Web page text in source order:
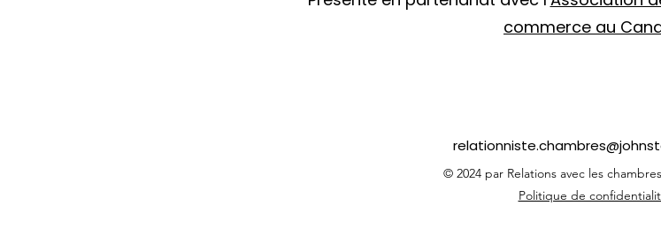
commerce au
© 2024 par Relations avec les
Politique de